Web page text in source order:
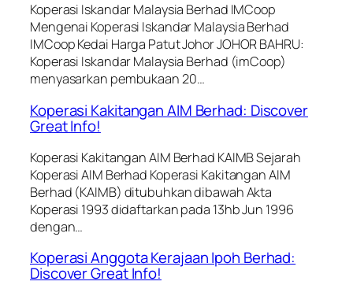
Koperasi Iskandar Malaysia Berhad IMCoop
Mengenai Koperasi Iskandar Malaysia Berhad
IMCoop Kedai Harga Patut Johor JOHOR BAHRU:
Koperasi Iskandar Malaysia Berhad (imCoop)
menyasarkan pembukaan 20…
Koperasi Kakitangan AIM Berhad: Discover
Great Info!
Koperasi Kakitangan AIM Berhad KAIMB Sejarah
Koperasi AIM Berhad Koperasi Kakitangan AIM
Berhad (KAIMB) ditubuhkan dibawah Akta
Koperasi 1993 didaftarkan pada 13hb Jun 1996
dengan…
Koperasi Anggota Kerajaan Ipoh Berhad:
Discover Great Info!